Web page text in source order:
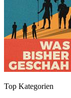
Top Kategorien